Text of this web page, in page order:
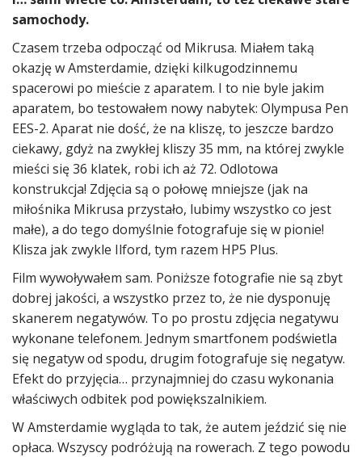
samochody.
Czasem trzeba odpocząć od Mikrusa. Miałem taką
okazję w Amsterdamie, dzięki kilkugodzinnemu
spacerowi po mieście z aparatem. I to nie byle jakim
aparatem, bo testowałem nowy nabytek: Olympusa Pen
EES-2. Aparat nie dość, że na kliszę, to jeszcze bardzo
ciekawy, gdyż na zwykłej kliszy 35 mm, na której zwykle
mieści się 36 klatek, robi ich aż 72. Odlotowa
konstrukcja! Zdjęcia są o połowę mniejsze (jak na
miłośnika Mikrusa przystało, lubimy wszystko co jest
małe), a do tego domyślnie fotografuje się w pionie!
Klisza jak zwykle Ilford, tym razem HP5 Plus.
Film wywoływałem sam. Poniższe fotografie nie są zbyt
dobrej jakości, a wszystko przez to, że nie dysponuję
skanerem negatywów. To po prostu zdjęcia negatywu
wykonane telefonem. Jednym smartfonem podświetla
się negatyw od spodu, drugim fotografuje się negatyw.
Efekt do przyjęcia… przynajmniej do czasu wykonania
właściwych odbitek pod powiększalnikiem.
W Amsterdamie wygląda to tak, że autem jeździć się nie
opłaca. Wszyscy podróżują na rowerach. Z tego powodu